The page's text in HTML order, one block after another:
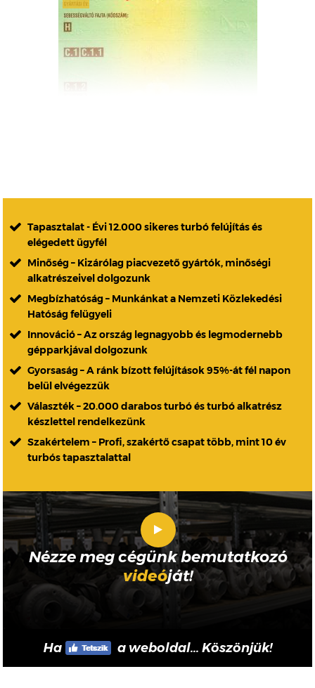
Tapasztalat - Évi 12.000 sikeres turbó felújítás és
elégedett ügyfél
Minőség – Kizárólag piacvezető gyártók, minőségi
alkatrészeivel dolgozunk
Megbízhatóság – Munkánkat a Nemzeti Közlekedési
Hatóság felügyeli
Innováció – Az ország legnagyobb és legmodernebb
gépparkjával dolgozunk
Gyorsaság – A ránk bízott felújítások 95%-át fél napon
belül elvégezzük
Választék – 20.000 darabos turbó és turbó alkatrész
készlettel rendelkezünk
Szakértelem – Profi, szakértő csapat több, mint 10 év
turbós tapasztalattal
Nézze meg cégünk bemutatkozó
videóját!
Ha a weboldal... Köszönjük!